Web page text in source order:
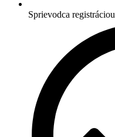
Sprievodca registráciou